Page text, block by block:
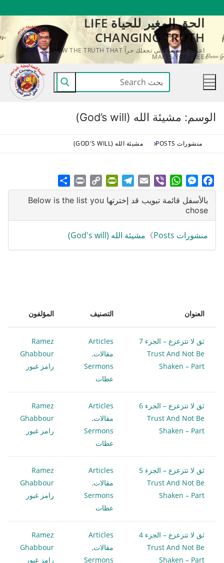
المحتوى
الحق المغير للحياة LIFE
CHANGING TRUTH
اعرف الحقيقة التي تجعلك حراً KNOW THE TRUTH THAT
MAKES YOU FREE
البحث
عن:
الوسم: مشيئة الله (God’s will)
منشورات POSTS مشيئة الله (GOD'S WILL)
Facebook
Messenger
WhatsApp
Viber
Email
Telegram
PrintFriendly
Copy
Link
Print
بالأسفل قائمة تبويب قد إخترتها Below is the list you
chose
منشورات Posts 》 مشيئة الله (God's will)
العنوان التصنيف المؤلفون
ثق لا تتزعزع – الجزء 7
Trust And Not Be
Shaken – Part
Articles
مقالات,
Sermons
عظات
Ramez
Ghabbour
رامز غبور
ثق لا تتزعزع – الجزء 6
Trust And Not Be
Shaken – Part
Articles
مقالات,
Sermons
عظات
Ramez
Ghabbour
رامز غبور
ثق لا تتزعزع – الجزء 5
Trust And Not Be
Shaken – Part
Articles
مقالات,
Sermons
عظات
Ramez
Ghabbour
رامز غبور
ثق لا تتزعزع – الجزء 4
Trust And Not Be
Shaken – Part
Articles
مقالات,
Sermons
Ramez
Ghabbour
رامز غبور